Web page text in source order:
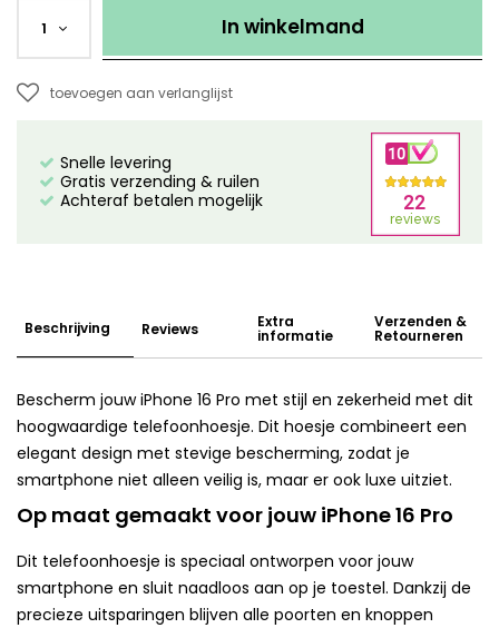
1 In winkelmand
toevoegen aan verlanglijst
Snelle levering
Gratis verzending & ruilen
Achteraf betalen mogelijk
Beschrijving Reviews Extra
informatie
Verzenden &
Retourneren
Bescherm jouw iPhone 16 Pro met stijl en zekerheid met dit
hoogwaardige telefoonhoesje. Dit hoesje combineert een
elegant design met stevige bescherming, zodat je
smartphone niet alleen veilig is, maar er ook luxe uitziet.
Op maat gemaakt voor jouw iPhone 16 Pro
Dit telefoonhoesje is speciaal ontworpen voor jouw
smartphone en sluit naadloos aan op je toestel. Dankzij de
precieze uitsparingen blijven alle poorten en knoppen